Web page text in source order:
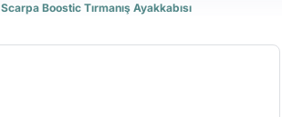
Scarpa Boostic Tırmanış Ayakkabısı